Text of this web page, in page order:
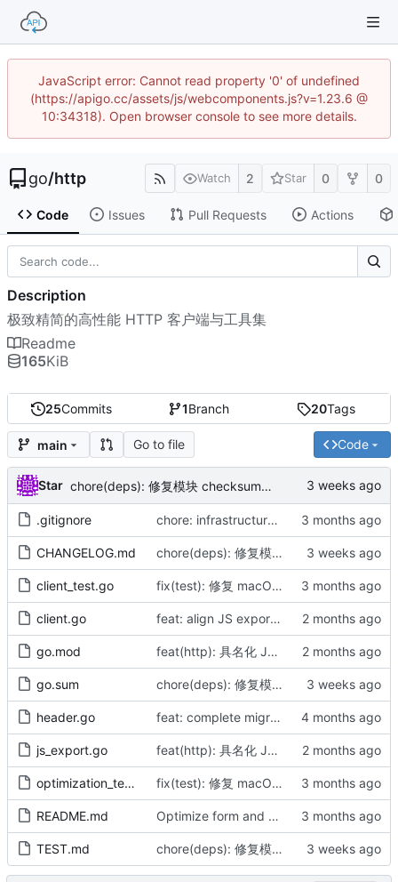
JavaScript error: Cannot read property '0' of undefined
(https://apigo.cc/assets/js/webcomponents.js?v=1.23.6 @
10:34318). Open browser console to see more details.
go/http Watch 2 Star 0 0
Code Issues Pull Requests Actions
25Commits 1Branch 20Tags
main Go to file Code
Star chore(deps): 修复模块 checksum（by AI）
.gitignore chore: infrastructure alignment and doc sync (by checkall)
CHANGELOG.md chore(deps): 修复模块 checksum（by AI）
client_test.go fix(test): 修复 macOS 环境下泛地址绑定导致的 connection refused 错误，同步更新文档（by AI）
client.go feat: align JS exports to uppercase methods, map headers, and add multipart safety (by AI)
go.mod feat(http): 具名化 JS 导出并动态包裹错误（by AI）
go.sum chore(deps): 修复模块 checksum（by AI）
header.go feat: complete migration from ssgo/httpclient and implement generic binding
js_export.go feat(http): 具名化 JS 导出并动态包裹错误（by AI）
optimization_test.go fix(test): 修复 macOS 环境下泛地址绑定导致的 connection refused 错误，同步更新文档（by AI）
README.md Optimize form and multipart support with streaming (by AI)
TEST.md chore(deps): 修复模块 checksum（by AI）
Description
极致精简的高性能 HTTP 客户端与工具集
Readme
165KiB